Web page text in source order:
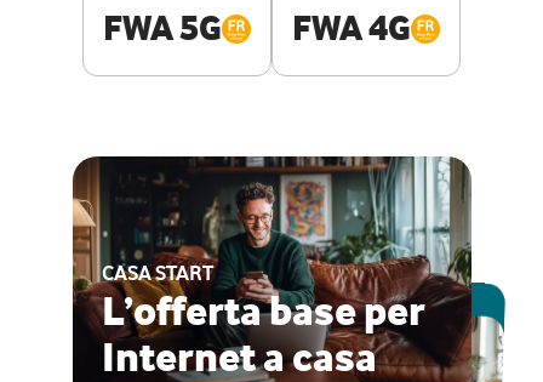
FWA 5G FWA 4G
CASA START
L’offerta base per
Internet a casa
ESCLUSIVA ONLINE